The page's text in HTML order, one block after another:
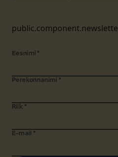
Eesnimi *
Perekonnanimi *
Riik *
E-mail *